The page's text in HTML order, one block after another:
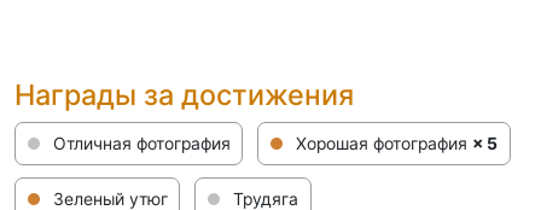
Награды за достижения
Отличная фотография Хорошая фотография × 5
Зеленый утюг Трудяга